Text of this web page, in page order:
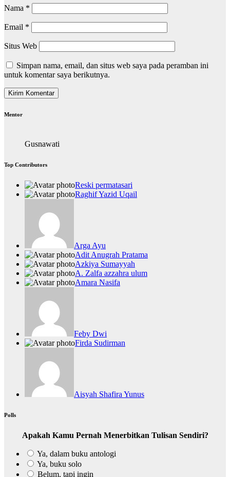
Nama *
Email *
Situs Web
Simpan nama, email, dan situs web saya pada peramban ini
untuk komentar saya berikutnya.
Mentor
Gusnawati
Top Contributors
Reski permatasari
Raghif Yazid Uqail
Arga Ayu
Adit Anugrah Pratama
Azkiya Sumayyah
A. Zalfa azzahra ulum
Amara Nasifa
Feby Dwi
Firda Sudirman
Aisyah Shafira Yunus
Polls
Apakah Kamu Pernah Menerbitkan Tulisan Sendiri?
Ya, dalam buku antologi
Ya, buku solo
Belum, tapi ingin